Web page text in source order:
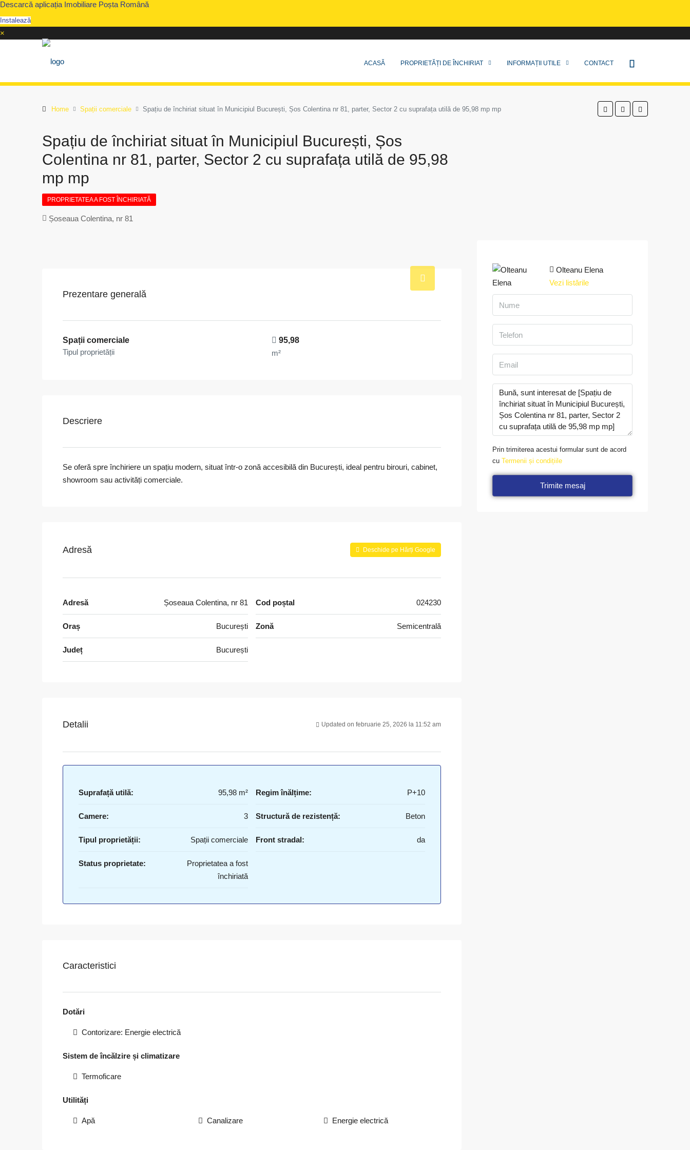
Descarcă aplicația Imobiliare Poșta Română
Instalează
×
ACASĂ PROPRIETĂȚI DE ÎNCHIRIAT INFORMAȚII UTILE CONTACT
Home Spații comerciale Spațiu de închiriat situat în Municipiul București, Șos Colentina nr 81, parter, Sector 2 cu suprafața utilă de 95,98 mp mp
Spațiu de închiriat situat în Municipiul București, Șos
Colentina nr 81, parter, Sector 2 cu suprafața utilă de 95,98
mp mp
PROPRIETATEA A FOST ÎNCHIRIATĂ
Șoseaua Colentina, nr 81
Prezentare generală
Spații comerciale
Tipul proprietății
95,98
m²
Descriere
Se oferă spre închiriere un spațiu modern, situat într-o zonă accesibilă din București, ideal pentru birouri, cabinet,
showroom sau activități comerciale.
Adresă Deschide pe Hărți Google
Adresă Șoseaua Colentina, nr 81
Oraș București
Județ București
Cod poștal 024230
Zonă Semicentrală
Detalii Updated on februarie 25, 2026 la 11:52 am
Suprafață utilă: 95,98 m²
Camere: 3
Tipul proprietății: Spații comerciale
Status proprietate:
Proprietatea a fost
închiriată
Regim înălțime: P+10
Structură de rezistență: Beton
Front stradal: da
Caracteristici
Dotări
Contorizare: Energie electrică
Sistem de încălzire și climatizare
Termoficare
Utilități
Apă Canalizare Energie electrică
Olteanu Elena
Vezi listările
Prin trimiterea acestui formular sunt de acord
cu Termenii și condițiile
Trimite mesaj